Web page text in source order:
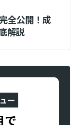
全公開！成
解説